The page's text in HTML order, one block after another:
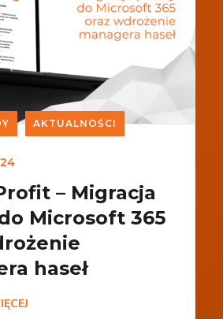
AKTUALNOŚCI
– Migracja
Microsoft 365
haseł